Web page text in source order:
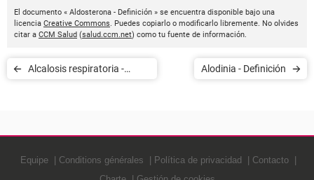
El documento « Aldosterona - Definición » se encuentra disponible bajo una
licencia Creative Commons. Puedes copiarlo o modificarlo libremente. No olvides
citar a CCM Salud (salud.ccm.net) como tu fuente de información.
Alcalosis respiratoria -
Alodinia - Definición
Equipe Conditions générales Política de privacidad
Contacto